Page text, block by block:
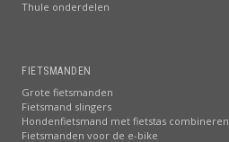
Thule onderdelen
FIETSMANDEN
Grote fietsmanden
Fietsmand slingers
Hondenfietsmand met fietstas combineren
Fietsmanden voor de e-bike